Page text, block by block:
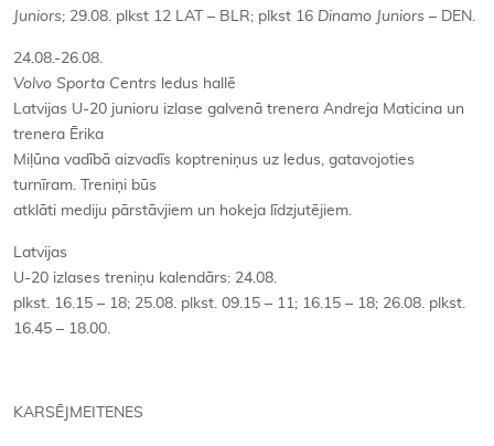
Juniors; 29.08. plkst 12 LAT – BLR; plkst 16 Dinamo Juniors – DEN.
24.08.-26.08.
Volvo Sporta Centrs ledus hallē
Latvijas U-20 junioru izlase galvenā trenera Andreja Maticina un
trenera Ērika
Miļūna vadībā aizvadīs koptreniņus uz ledus, gatavojoties
turnīram. Treniņi būs
atklāti mediju pārstāvjiem un hokeja līdzjutējiem.
Latvijas
U-20 izlases treniņu kalendārs: 24.08.
plkst. 16.15 – 18; 25.08. plkst. 09.15 – 11; 16.15 – 18; 26.08. plkst.
16.45 – 18.00.
KARSĒJMEITENES